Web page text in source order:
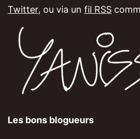
Twitter, ou via un fil RSS
Les bons blogueurs